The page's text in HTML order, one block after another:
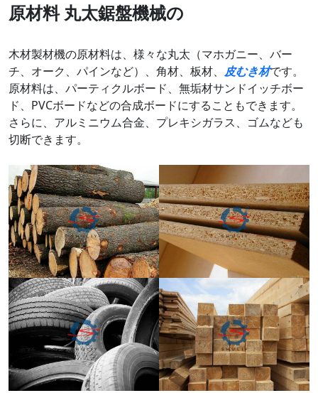
原材料 丸太鋸盤機械の
木材製材機の原材料は、様々な丸太（マホガニー、バー
チ、オーク、パインなど）、角材、板材、 皮むき材です。
原材料は、パーティクルボード、無垢材サンドイッチボー
ド、PVCボードなどの合成ボードにすることもできます。
さらに、アルミニウム合金、プレキシガラス、ゴムなども
切断できます。